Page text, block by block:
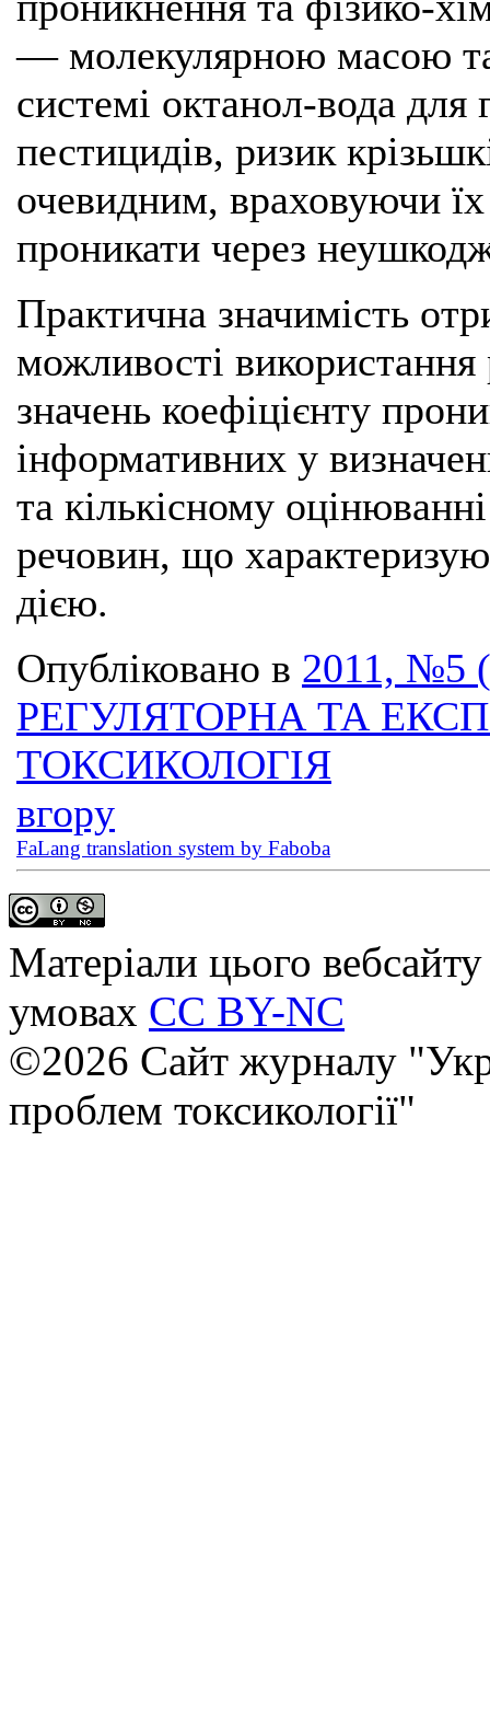
— молекулярною масою та
системі октанол-вода
пестицидів, ризик
очевидним, враховуючи їх
проникати через
Практична значимість
можливості
значень коефіцієнту
інформативних у
та кількісному
речовин, що
дією.
Опубліковано в 2011, №5
РЕГУЛЯТОРНА ТА
ТОКСИКОЛОГІЯ
вгору
FaLang translation system by Faboba
Матеріали цього
умовах CC BY-NC
©2026 Сайт журналу
проблем токсикології"